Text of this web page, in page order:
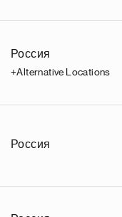
Россия
+Alternative Locations
Россия